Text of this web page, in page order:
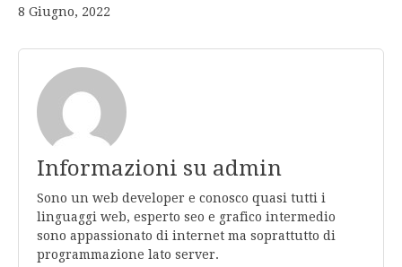
8 Giugno, 2022
Informazioni su admin
Sono un web developer e conosco quasi tutti i
linguaggi web, esperto seo e grafico intermedio
sono appassionato di internet ma soprattutto di
programmazione lato server.